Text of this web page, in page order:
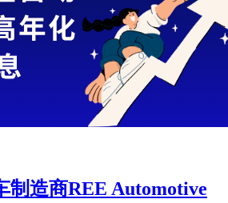
制造商REE Automotive